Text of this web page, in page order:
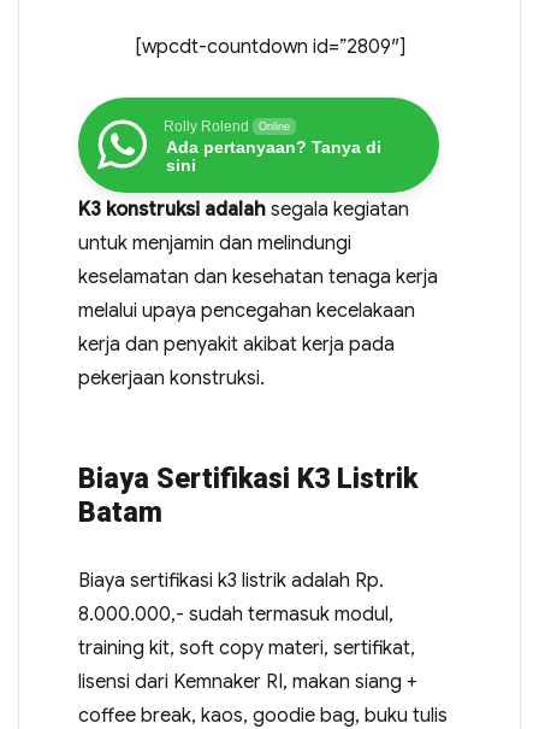
[wpcdt-countdown id=”2809″]
Rolly Rolend Online
Ada pertanyaan? Tanya di
sini
K3 konstruksi adalahsegala kegiatan
untuk menjamin dan melindungi
keselamatan dan kesehatan tenaga kerja
melalui upaya pencegahan kecelakaan
kerja dan penyakit akibat kerja pada
pekerjaan konstruksi.
Biaya Sertifikasi K3 Listrik
Batam
Biaya sertifikasi k3 listrik adalah Rp.
8.000.000,- sudah termasuk modul,
training kit, soft copy materi, sertifikat,
lisensi dari Kemnaker RI, makan siang +
coffee break, kaos, goodie bag, buku tulis